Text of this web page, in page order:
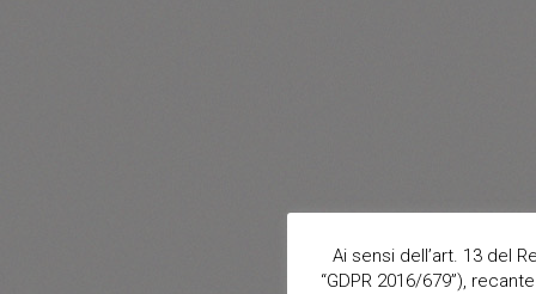
Ai sensi dell’art. 13 del
“GDPR 2016/679”),